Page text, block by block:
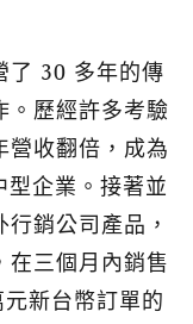
了 30 多年的傳
。歷經許多考驗
營收翻倍，成為
企業。接著並
銷公司產品，
在三個月內銷售
新台幣訂單的